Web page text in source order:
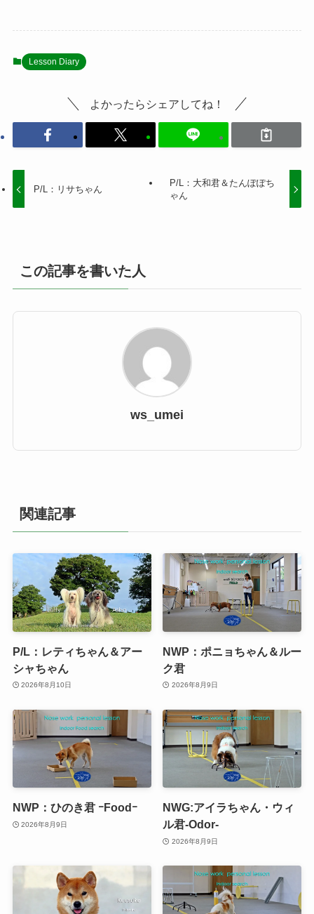
Lesson Diary
よかったらシェアしてね！
P/L：リサちゃん
P/L：大和君＆たんぽぽち
ゃん
この記事を書いた人
ws_umei
関連記事
P/L：レティちゃん＆アー
シャちゃん
2026年8月10日
NWP：ポニョちゃん＆ルー
ク君
2026年8月9日
NWP：ひのき君 ｰFoodｰ
2026年8月9日
NWG:アイラちゃん・ウィ
ル君-Odor-
2026年8月9日